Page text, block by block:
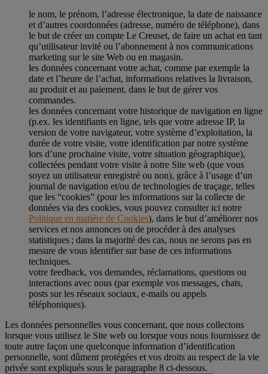
le nom, le prénom, l’adresse électronique, la date de naissance
et d’autres coordonnées (adresse, numéro de téléphone), dans
le but de créer un compte Le Creuset, de faire un achat en tant
qu’utilisateur invité ou l’abonnement à nos communications
marketing sur le site Web ou en magasin.
les données concernant votre achat, comme par exemple la
date et l’heure de l’achat, informations relatives la livraison,
au produit et au paiement, dans le but de gérer vos
commandes.
les données concernant votre historique de navigation en ligne
(p.ex. les identifiants en ligne, tels que votre adresse IP, la
version de votre navigateur, votre système d’exploitation, la
durée de votre visite, votre identification par notre système
lors d’une prochaine visite, votre situation géographique),
collectées pendant votre visite à notre Site web (que vous
soyez un utilisateur enregistré ou non), grâce à l’usage d’un
journal de navigation et/ou de technologies de traçage, telles
que les “cookies” (pour les informations sur la collecte de
données via des cookies, vous pouvez consulter ici notre
Politique en matière de Cookies), dans le but d’améliorer nos
services et nos annonces ou de procéder à des analyses
statistiques ; dans la majorité des cas, nous ne serons pas en
mesure de vous identifier sur base de ces informations
techniques.
votre feedback, vos demandes, réclamations, questions ou
interactions avec nous (par exemple vos messages, chats,
posts sur les réseaux sociaux, e-mails ou appels
téléphoniques).
Les données personnelles vous concernant, que nous collectons
lorsque vous utilisez le Site web ou lorsque vous nous fournissez de
toute autre façon une quelconque information d’identification
personnelle, sont dûment protégées et vos droits au respect de la vie
privée sont expliqués sous le paragraphe 8 ci-dessous.